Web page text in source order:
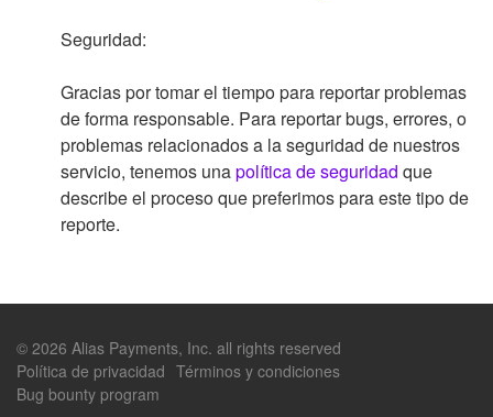
Seguridad:
Gracias por tomar el tiempo para reportar problemas
de forma responsable. Para reportar bugs, errores, o
problemas relacionados a la seguridad de nuestros
servicio, tenemos unapolítica de seguridad que
describe el proceso que preferimos para este tipo de
reporte.
© 2026 Alias Payments, Inc. all rights reserved
Política de privacidad Términos y condiciones
Bug bounty program